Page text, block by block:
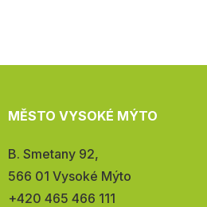
MĚSTO VYSOKÉ MÝTO
Adresa:
B. Smetany 92,
566 01 Vysoké Mýto
Telefon:
+420 465 466 111